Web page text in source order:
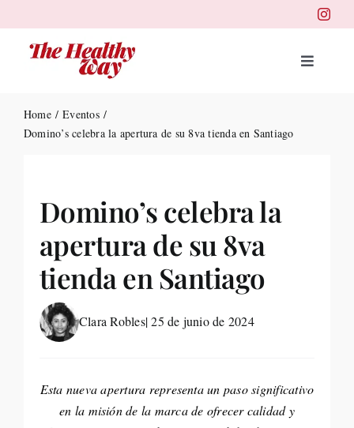
to
content
Toggle
Home
Eventos
Domino’s celebra la apertura de su 8va tienda en Santiago
Domino’s celebra la
apertura de su 8va
tienda en Santiago
Clara Robles| 25 de junio de 2024
Esta nueva apertura representa un paso significativo
en la misión de la marca de ofrecer calidad y